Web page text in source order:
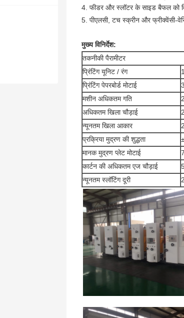
4. फीडर और स्लॉटर के साइड बैफल को
5. पीएलसी, टच स्क्रीन और फ्रीक्वेंसी-
मुख्य विनिर्देश:
तकनीकी पैरामीटर
प्रिंटिंग यूनिट / रंग
प्रिंटिंग पेपरबोर्ड मोटाई
मशीन अधिकतम गति
अधिकतम खिला चौड़ाई
न्यूनतम खिला आकार
प्रक्रिया मुद्रण की शुद्धता
मानक मुद्रण प्लेट मोटाई
कार्टन की अधिकतम एज चौड़ाई
न्यूनतम स्लॉटिंग दूरी